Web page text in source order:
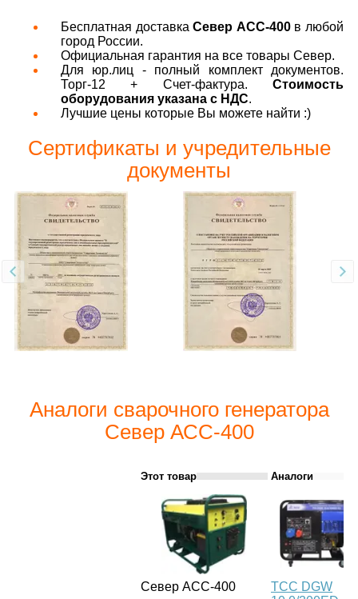
Бесплатная доставкаСевер АСС-400в любой
город России.
Официальная гарантия на все товары Север.
Для юр.лиц - полный комплект документов.
Торг-12 + Счет-фактура. Стоимость
оборудования указана с НДС.
Лучшие цены которые Вы можете найти :)
Сертификаты и учредительные
документы
Аналоги сварочного генератора
Север АСС-400
Этот товар Аналоги
Север АСС-400
ТСС DGW